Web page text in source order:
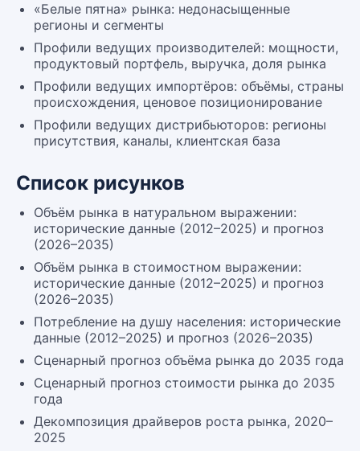
«Белые пятна» рынка: недонасыщенные
регионы и сегменты
Профили ведущих производителей: мощности,
продуктовый портфель, выручка, доля рынка
Профили ведущих импортёров: объёмы, страны
происхождения, ценовое позиционирование
Профили ведущих дистрибьюторов: регионы
присутствия, каналы, клиентская база
Список рисунков
Объём рынка в натуральном выражении:
исторические данные (2012–2025) и прогноз
(2026–2035)
Объём рынка в стоимостном выражении:
исторические данные (2012–2025) и прогноз
(2026–2035)
Потребление на душу населения: исторические
данные (2012–2025) и прогноз (2026–2035)
Сценарный прогноз объёма рынка до 2035 года
Сценарный прогноз стоимости рынка до 2035
года
Декомпозиция драйверов роста рынка, 2020–
2025